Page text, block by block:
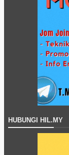
HUBUNGI HIL.MY